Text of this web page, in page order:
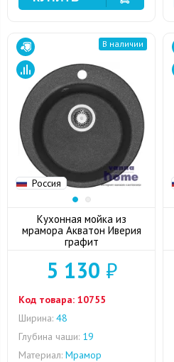
Россия
В наличии
Кухонная мойка из
мрамора Акватон Иверия
графит
5 130 ₽
Код товара: 10755
Ширина: 48
Глубина чаши: 19
Материал: Мрамор